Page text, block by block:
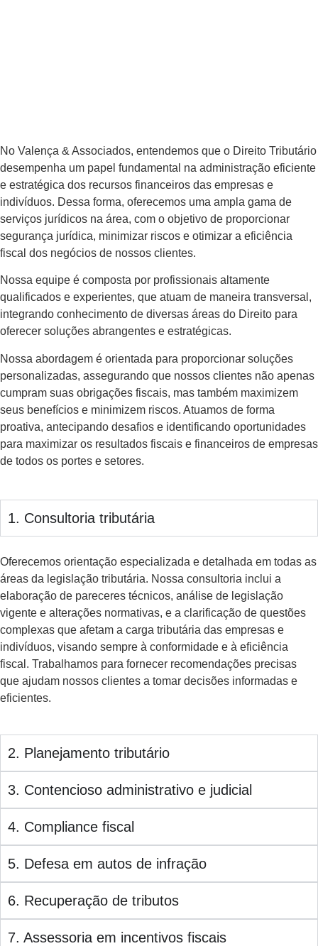
No Valença & Associados, entendemos que o Direito Tributário
desempenha um papel fundamental na administração eficiente
e estratégica dos recursos financeiros das empresas e
indivíduos. Dessa forma, oferecemos uma ampla gama de
serviços jurídicos na área, com o objetivo de proporcionar
segurança jurídica, minimizar riscos e otimizar a eficiência
fiscal dos negócios de nossos clientes.
Nossa equipe é composta por profissionais altamente
qualificados e experientes, que atuam de maneira transversal,
integrando conhecimento de diversas áreas do Direito para
oferecer soluções abrangentes e estratégicas.
Nossa abordagem é orientada para proporcionar soluções
personalizadas, assegurando que nossos clientes não apenas
cumpram suas obrigações fiscais, mas também maximizem
seus benefícios e minimizem riscos. Atuamos de forma
proativa, antecipando desafios e identificando oportunidades
para maximizar os resultados fiscais e financeiros de empresas
de todos os portes e setores.
1. Consultoria tributária
Oferecemos orientação especializada e detalhada em todas as
áreas da legislação tributária. Nossa consultoria inclui a
elaboração de pareceres técnicos, análise de legislação
vigente e alterações normativas, e a clarificação de questões
complexas que afetam a carga tributária das empresas e
indivíduos, visando sempre à conformidade e à eficiência
fiscal. Trabalhamos para fornecer recomendações precisas
que ajudam nossos clientes a tomar decisões informadas e
eficientes.
2. Planejamento tributário
3. Contencioso administrativo e judicial
4. Compliance fiscal
5. Defesa em autos de infração
6. Recuperação de tributos
7. Assessoria em incentivos fiscais